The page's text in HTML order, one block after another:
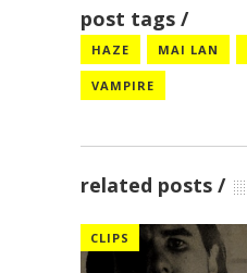
post tags
HAZE MAI LAN
VAMPIRE
related posts
CLIPS